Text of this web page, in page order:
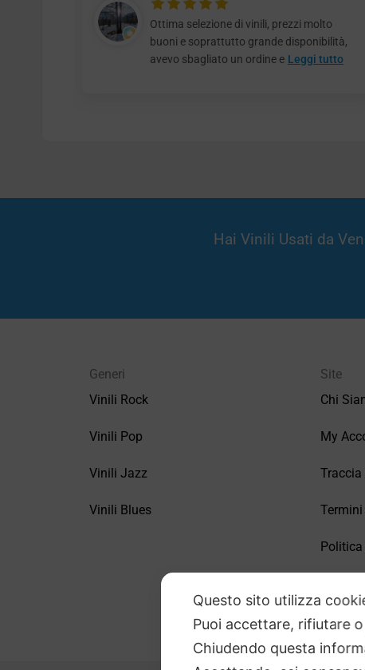
Ottima selezione di vinili, prezzi molto
buoni e soprattutto grande disponibilità,
avevo sbagliato un ordine e Leggi tutto
Hai Vinili Usati da
Generi
Vinili Rock
Vinili Pop
Vinili Jazz
Vinili Blues
Site
Chi
My
Politica
Questo sito utilizza
Puoi accettare, rifiutare
Chiudendo questa